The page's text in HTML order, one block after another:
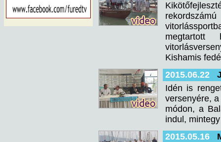
megtartott
Kishamis
2015.06.22
Idén is
versenyére,
módon, a
indul,
2015.05.16